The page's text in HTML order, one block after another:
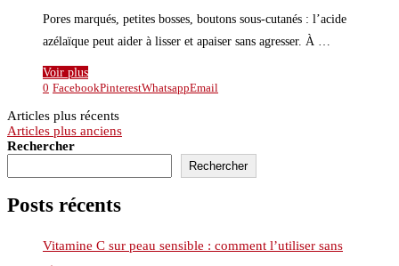
Pores marqués, petites bosses, boutons sous-cutanés : l’acide
azélaïque peut aider à lisser et apaiser sans agresser. À …
Voir plus
0 FacebookPinterestWhatsappEmail
Articles plus récents
Articles plus anciens
Rechercher
Rechercher
Posts récents
Vitamine C sur peau sensible : comment l’utiliser sans